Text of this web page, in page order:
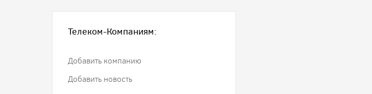
Телеком-Компаниям:
Добавить компанию
Добавить новость